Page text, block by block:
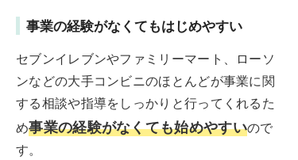
事業の経験がなくてもはじめやすい
セブンイレブンやファミリーマート、ローソ
ンなどの大手コンビニのほとんどが事業に関
する相談や指導をしっかりと行ってくれるた
め事業の経験がなくても始めやすいので
す。